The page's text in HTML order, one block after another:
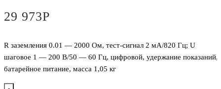
29 973Р
R заземления 0.01 — 2000 Ом, тест-сигнал 2 мА/820 Гц; U
шаговое 1 — 200 В/50 — 60 Гц, цифровой, удержание показаний,
батарейное питание, масса 1,05 кг